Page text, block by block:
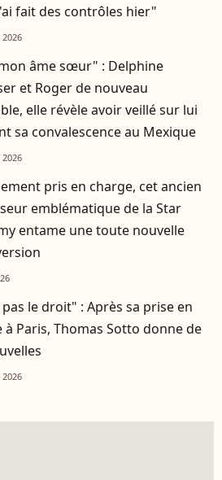
fait des contrôles hier"
âme sœur" : Delphine
et Roger de nouveau
elle révèle avoir veillé sur lui
sa convalescence au Mexique
pris en charge, cet ancien
emblématique de la Star
entame une toute nouvelle
pas le droit" : Après sa prise en
à Paris, Thomas Sotto donne de